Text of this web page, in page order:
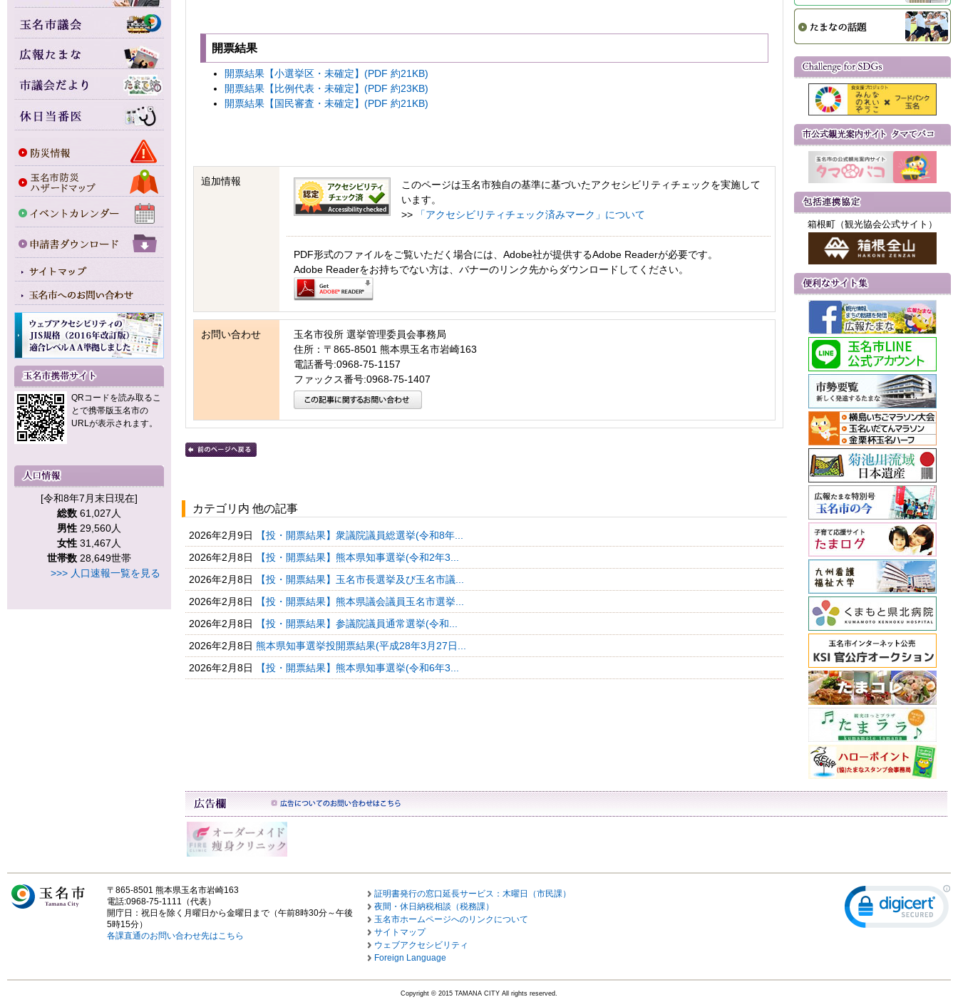
QRコードを読み取るこ
とで携帯版玉名市の
URLが表示されます。
[令和8年7月末日現在]
総数 61,027人
男性 29,560人
女性 31,467人
世帯数 28,649世帯
>>> 人口速報一覧を見る
開票結果
開票結果【小選挙区・未確定】(PDF 約21KB)
開票結果【比例代表・未確定】(PDF 約23KB)
開票結果【国民審査・未確定】(PDF 約21KB)
追加情報
このページは玉名市独自の基準に基づいたアクセシビリティチェックを実施して
います。
>>
「アクセシビリティチェック済みマーク」について
PDF形式のファイルをご覧いただく場合には、Adobe社が提供するAdobe Readerが必要です。
Adobe Readerをお持ちでない方は、バナーのリンク先からダウンロードしてください。
お問い合わせ
玉名市役所 選挙管理委員会事務局
住所：〒865-8501 熊本県玉名市岩崎163
電話番号:0968-75-1157
ファックス番号:0968-75-1407
カテゴリ内 他の記事
2026年2月9日
【投・開票結果】衆議院議員総選挙(令和8年...
2026年2月8日
【投・開票結果】熊本県知事選挙(令和2年3...
2026年2月8日
【投・開票結果】玉名市長選挙及び玉名市議...
2026年2月8日
【投・開票結果】熊本県議会議員玉名市選挙...
2026年2月8日
【投・開票結果】参議院議員通常選挙(令和...
2026年2月8日 熊本県知事選挙投開票結果(平成28年3月27日...
2026年2月8日
【投・開票結果】熊本県知事選挙(令和6年3...
箱根町（観光協会公式サイト）
〒865-8501 熊本県玉名市岩崎163
電話:0968-75-1111（代表）
開庁日：祝日を除く月曜日から金曜日まで（午前8時30分～午後
5時15分）
各課直通のお問い合わせ先はこちら
証明書発行の窓口延長サービス：木曜日（市民課）
夜間・休日納税相談（税務課）
玉名市ホームページへのリンクについて
サイトマップ
ウェブアクセシビリティ
Foreign Language
Copyright © 2015 TAMANA CITY All rights reserved.